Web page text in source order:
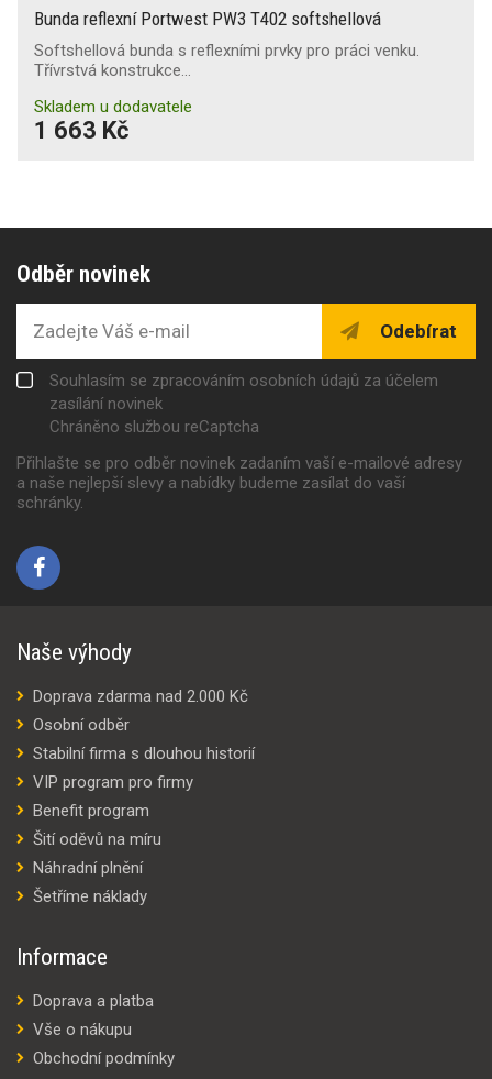
Bunda reflexní Portwest PW3 T402 softshellová
Softshellová bunda s reflexními prvky pro práci venku.
Třívrstvá konstrukce…
Skladem u dodavatele
1 663 Kč
Odběr novinek
Odebírat
Souhlasím se zpracováním osobních údajů za účelem
zasílání novinek
Chráněno službou reCaptcha
Přihlašte se pro odběr novinek zadaním vaší e-mailové adresy
a naše nejlepší slevy a nabídky budeme zasílat do vaší
schránky.
Naše výhody
Doprava zdarma nad 2.000 Kč
Osobní odběr
Stabilní firma s dlouhou historií
VIP program pro firmy
Benefit program
Šití oděvů na míru
Náhradní plnění
Šetříme náklady
Informace
Doprava a platba
Vše o nákupu
Obchodní podmínky